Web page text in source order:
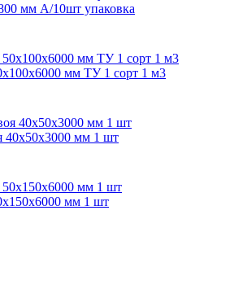
мм А/10шт упаковка
мм ТУ 1 сорт 1 м3
40x50x3000 мм 1 шт
мм 1 шт